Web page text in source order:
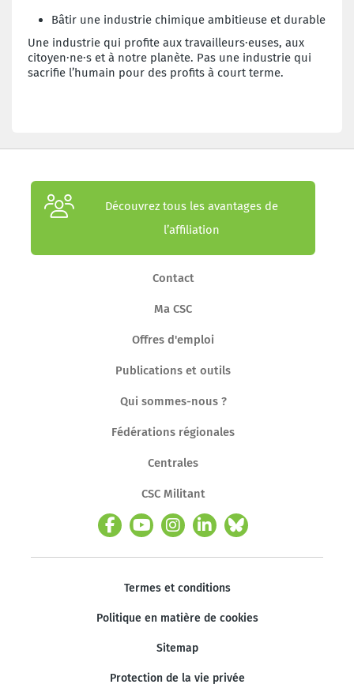
Bâtir une industrie chimique ambitieuse et durable
Une industrie qui profite aux travailleurs·euses, aux
citoyen·ne·s et à notre planète. Pas une industrie qui
sacrifie l’humain pour des profits à court terme.
Découvrez tous les avantages de
l’affiliation
Contact
Ma CSC
Offres d'emploi
Publications et outils
Qui sommes-nous ?
Fédérations régionales
Centrales
CSC Militant
Termes et conditions
Politique en matière de cookies
Sitemap
Protection de la vie privée